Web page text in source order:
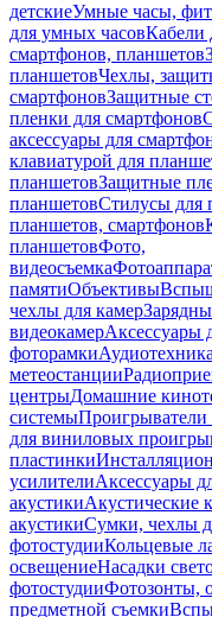
детскиеУмные часы,
для умных часовКабели
смартфонов, планшетов
планшетовЧехлы,
смартфоновЗащитные
пленки для смартфонов
аксессуары для
клавиатурой для
планшетовЗащитные
планшетовСтилусы для
планшетов, смартфонов
планшетовФото,
видеосъемка
памятиОбъективы
чехлы для камер
видеокамерАксессуары
фоторамкиАудиотехника
метеостанции
центрыДомашние
системы
для виниловых
пластинки
усилителиАксессуары
акустикиАкустические
акустикиСумки, чехлы
фотостудииКольцевые
освещениеНасадки
фотостудииФотозонты,
предметной съемки